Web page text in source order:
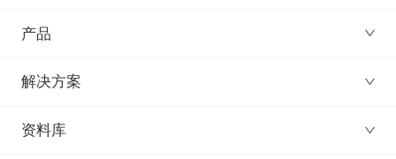
产品
解决方案
资料库